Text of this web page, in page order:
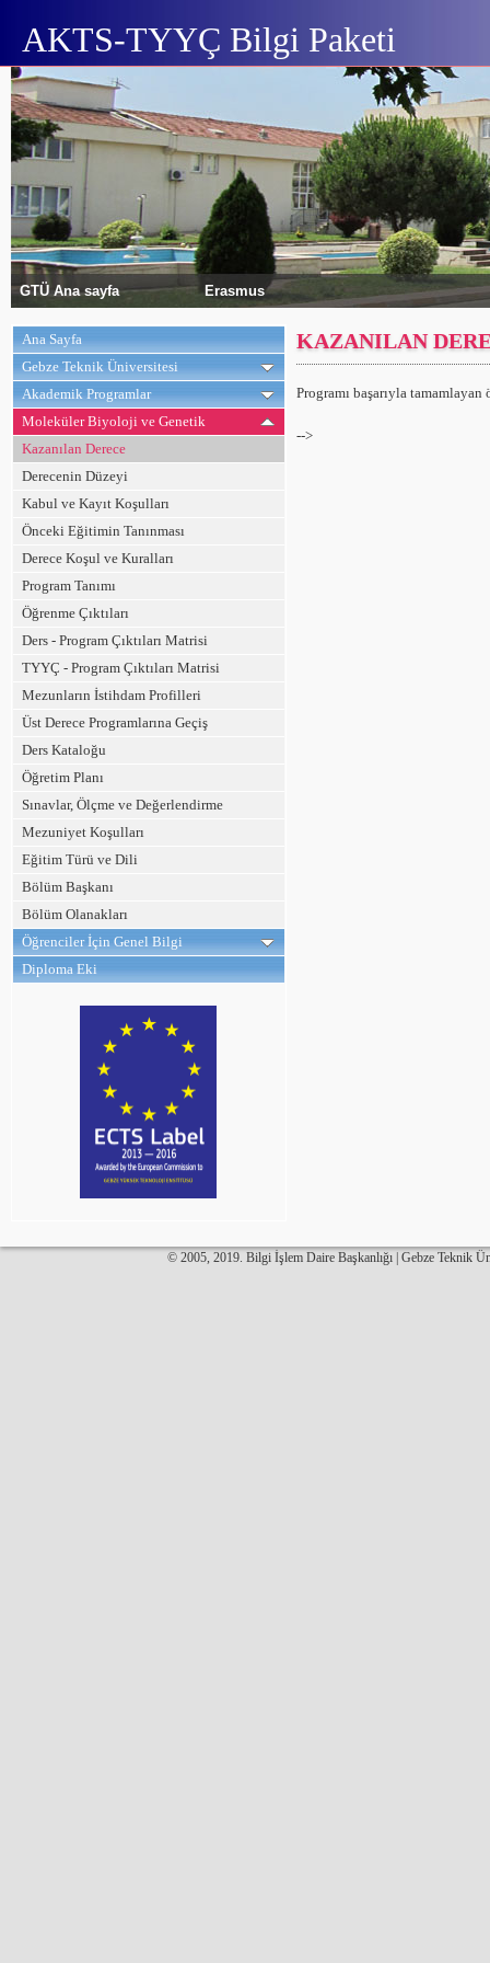
AKTS-TYYÇ Bilgi Paketi
GTÜ Ana sayfa Erasmus
Ana Sayfa
Gebze Teknik Üniversitesi
Akademik Programlar
Moleküler Biyoloji ve Genetik
Kazanılan Derece
Derecenin Düzeyi
Kabul ve Kayıt Koşulları
Önceki Eğitimin Tanınması
Derece Koşul ve Kuralları
Program Tanımı
Öğrenme Çıktıları
Ders - Program Çıktıları Matrisi
TYYÇ - Program Çıktıları Matrisi
Mezunların İstihdam Profilleri
Üst Derece Programlarına Geçiş
Ders Kataloğu
Öğretim Planı
Sınavlar, Ölçme ve Değerlendirme
Mezuniyet Koşulları
Eğitim Türü ve Dili
Bölüm Başkanı
Bölüm Olanakları
Öğrenciler İçin Genel Bilgi
Diploma Eki
KAZANILAN
Programı başarıyla
-->
© 2005, 2019. Bilgi İşlem Daire Başkanlığı | Gebze Teknik